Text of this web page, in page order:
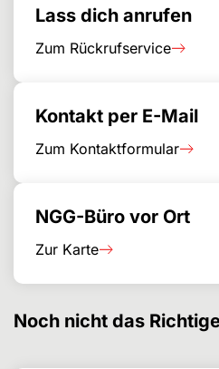
Lass dich anrufen
Zum Rückrufservice
Kontakt per E-Mail
Zum Kontaktformular
NGG-Büro vor Ort
Zur Karte
Noch nicht das